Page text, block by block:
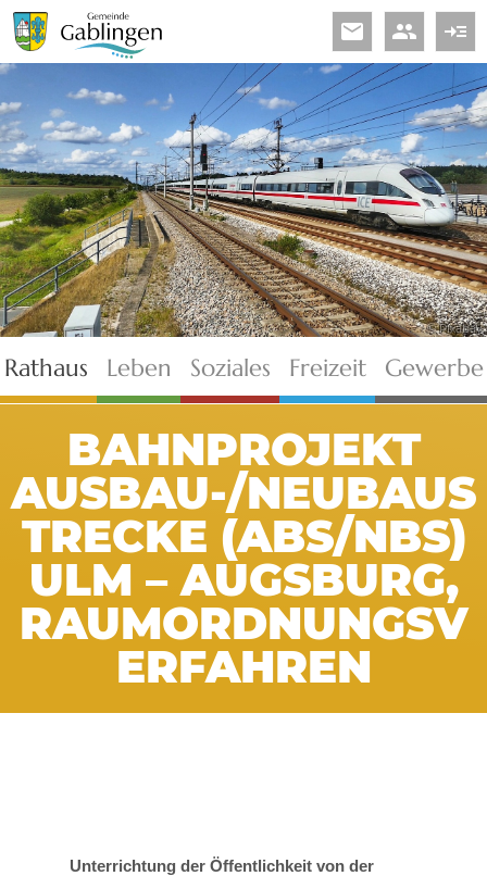
read_more
people
email
© Pixabay
Rathaus Leben Soziales Freizeit Gewerbe
BAHNPROJEKT
AUSBAU-/NEUBAUS
TRECKE (ABS/NBS)
ULM – AUGSBURG,
RAUMORDNUNGSV
ERFAHREN
Unterrichtung der Öffentlichkeit von der